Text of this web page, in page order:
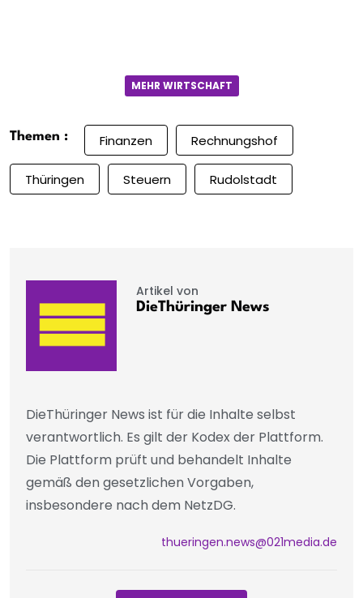
MEHR WIRTSCHAFT
Themen : Finanzen Rechnungshof
Thüringen Steuern Rudolstadt
Artikel von
DieThüringer News
DieThüringer News ist für die Inhalte selbst
verantwortlich. Es gilt der Kodex der Plattform.
Die Plattform prüft und behandelt Inhalte
gemäß den gesetzlichen Vorgaben,
insbesondere nach dem NetzDG.
thueringen.news@021media.de